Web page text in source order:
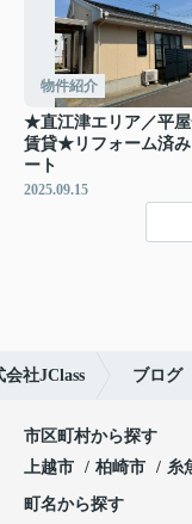
物件紹介
★直江津エリア／平屋
賃貸★リフォーム済
ート
2025.09.15
社JClass ブログ
市区町村から探す
上越市
柏崎市 糸
町名から探す